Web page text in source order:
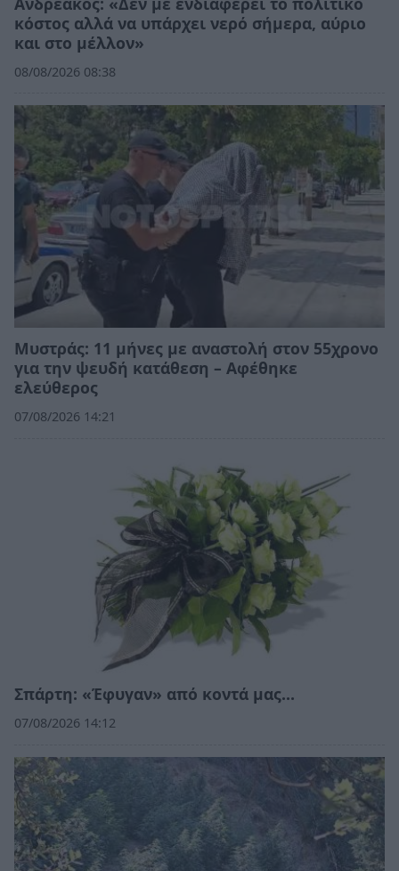
κόστος αλλά να υπάρχει νερό σήμερα, αύριο
και στο μέλλον»
08/08/2026 08:38
Μυστράς: 11 μήνες με αναστολή στον 55χρονο
για την ψευδή κατάθεση – Αφέθηκε
ελεύθερος
07/08/2026 14:21
Σπάρτη: «Έφυγαν» από κοντά μας…
07/08/2026 14:12